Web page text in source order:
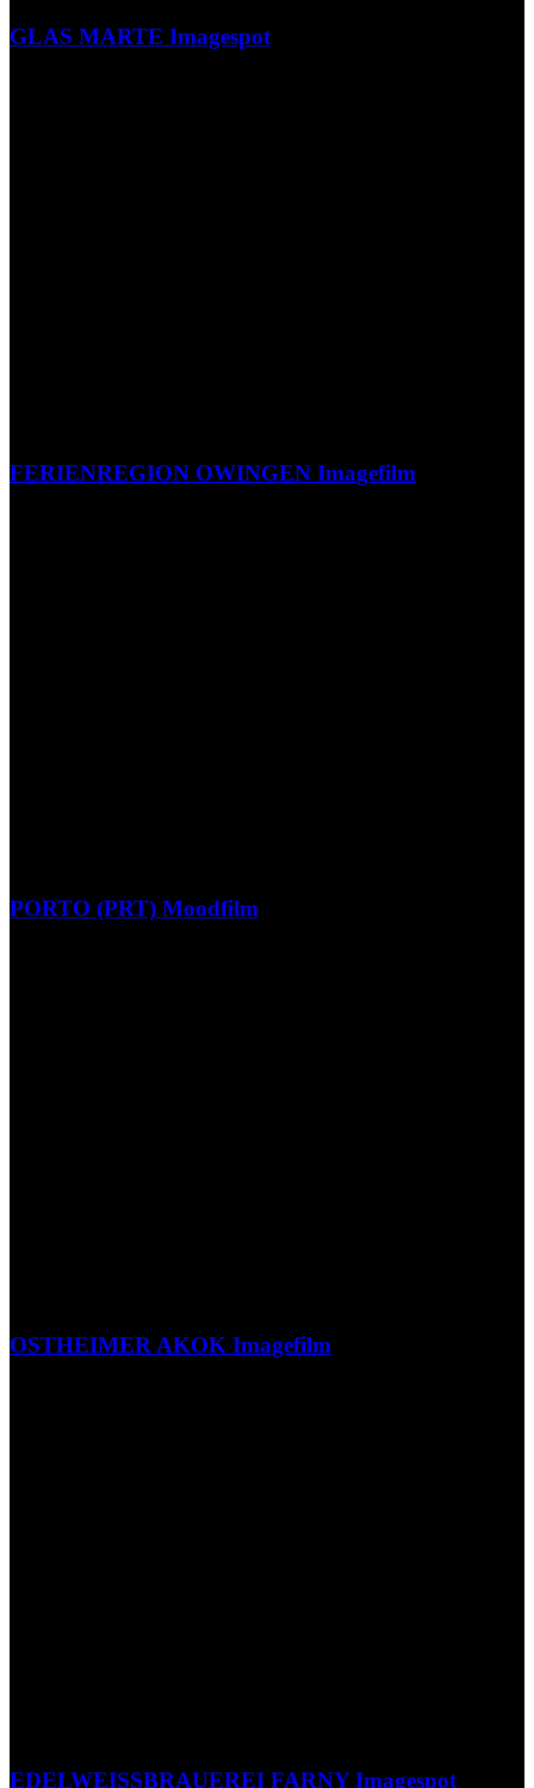
GLAS MARTE Imagespot
FERIENREGION OWINGEN Imagefilm
PORTO (PRT) Moodfilm
OSTHEIMER AKOK Imagefilm
EDELWEISSBRAUEREI FARNY Imagespot